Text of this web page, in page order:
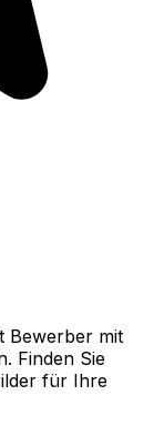
Bewerber mit
Finden Sie
für Ihre